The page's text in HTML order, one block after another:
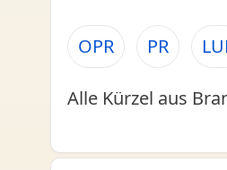
OPR PR
Alle Kürzel aus